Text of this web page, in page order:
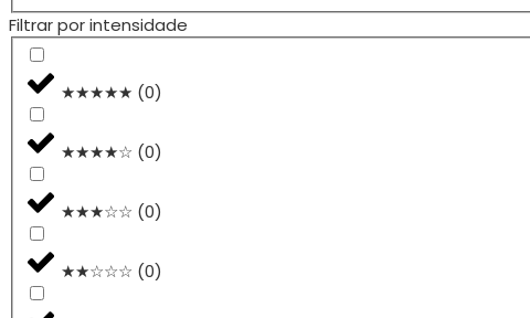
Filtrar por intensidade
★★★★★ (0)
★★★★☆ (0)
★★★☆☆ (0)
★★☆☆☆ (0)